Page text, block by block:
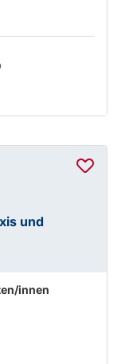
und
innen